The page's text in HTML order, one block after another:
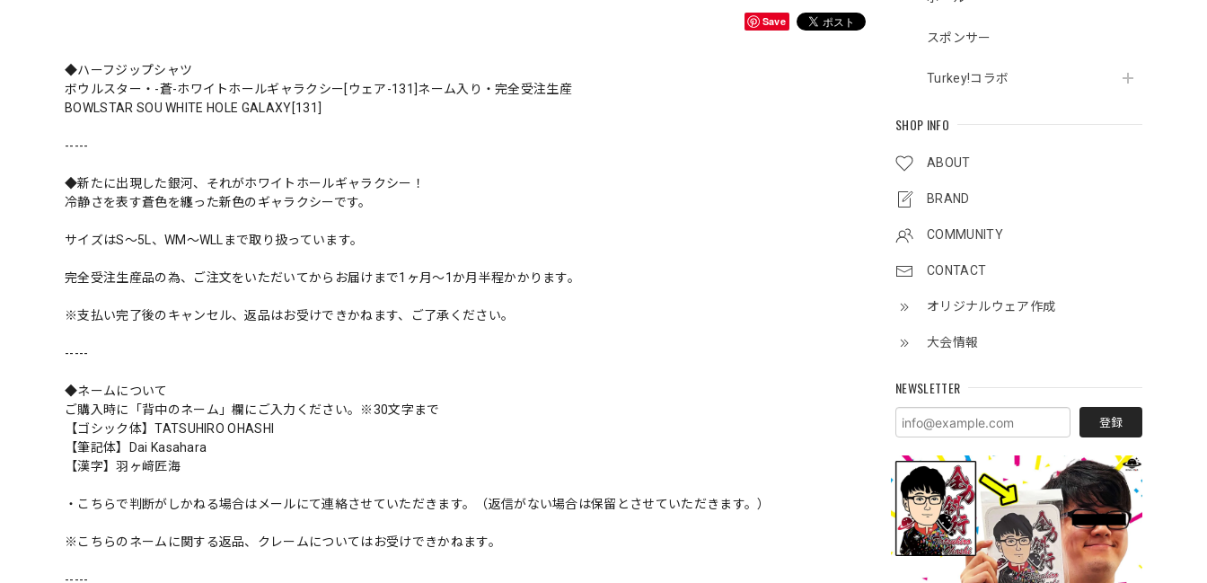
スポンサー
Turkey!コラボ
SHOP INFO
ABOUT
BRAND
COMMUNITY
CONTACT
オリジナルウェア作成
大会情報
NEWSLETTER
登録
Save
◆ハーフジップシャツ
ボウルスター・-蒼-ホワイトホールギャラクシー[ウェア-131]ネーム入り・完全受注生産
BOWLSTAR SOU WHITE HOLE GALAXY[131]
-----
◆新たに出現した銀河、それがホワイトホールギャラクシー！
冷静さを表す蒼色を纏った新色のギャラクシーです。
サイズはS〜5L、WM〜WLLまで取り扱っています。
完全受注生産品の為、ご注文をいただいてからお届けまで1ヶ月〜1か月半程かかります。
※支払い完了後のキャンセル、返品はお受けできかねます、ご了承ください。
-----
◆ネームについて
ご購入時に「背中のネーム」欄にご入力ください。※30文字まで
【ゴシック体】TATSUHIRO OHASHI
【筆記体】Dai Kasahara
【漢字】羽ヶ﨑匠海
・こちらで判断がしかねる場合はメールにて連絡させていただきます。（返信がない場合は保留とさせていただきます。）
※こちらのネームに関する返品、クレームについてはお受けできかねます。
-----